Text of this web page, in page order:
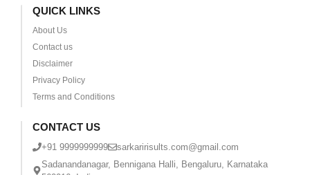
QUICK LINKS
About Us
Contact us
Disclaimer
Privacy Policy
Terms and Conditions
CONTACT US
+91 9999999999
sarkaririsults.com@gmail.com
Sadanandanagar, Bennigana Halli, Bengaluru, Karnataka